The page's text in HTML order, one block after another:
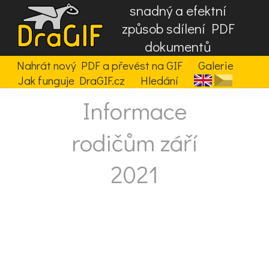
snadný a efektní
způsob sdílení PDF
dokumentů
Nahrát nový PDF a převést na GIF
Galerie
Jak funguje DraGIF.cz
Hledání
Informace
rodičům září
2021